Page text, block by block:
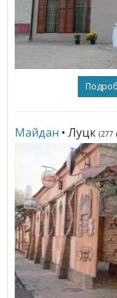
Майдан • Луцк (277